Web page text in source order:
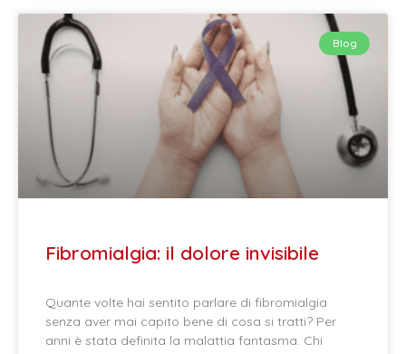
Blog
Fibromialgia: il dolore invisibile
Quante volte hai sentito parlare di fibromialgia
senza aver mai capito bene di cosa si tratti? Per
anni è stata definita la malattia fantasma. Chi